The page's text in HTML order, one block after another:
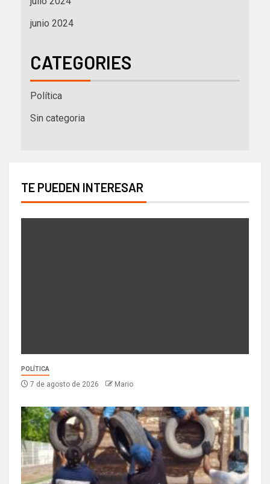
junio 2024
CATEGORIES
Política
Sin categoria
TE PUEDEN INTERESAR
POLÍTICA
7 de agosto de 2026 Mario